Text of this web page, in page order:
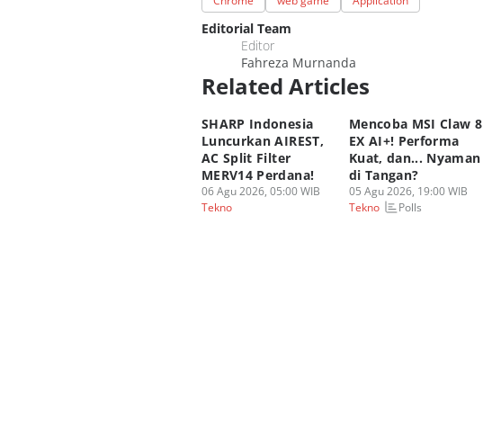
Editorial Team
Editor
Fahreza Murnanda
Related Articles
SHARP Indonesia
Luncurkan AIREST,
AC Split Filter
MERV14 Perdana!
06 Agu 2026, 05:00 WIB
Tekno
Mencoba MSI Claw 8
EX AI+! Performa
Kuat, dan... Nyaman
di Tangan?
05 Agu 2026, 19:00 WIB
Tekno
Polls